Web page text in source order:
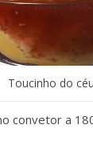
Toucinho do céu
convetor a